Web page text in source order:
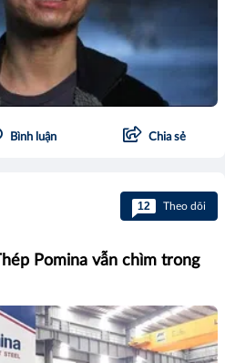
Bình luận Chia sẻ
12 Theo dõi
Pomina vẫn chìm trong